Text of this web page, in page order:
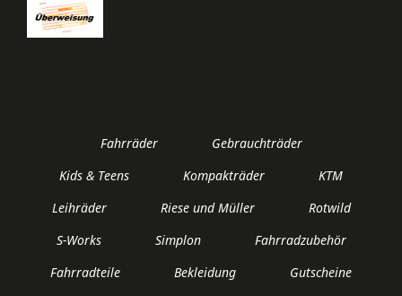
Fahrräder
Gebrauchträder
Kids & Teens
Kompakträder
KTM
Leihräder
Riese und Müller
Rotwild
S-Works
Simplon
Fahrradzubehör
Fahrradteile
Bekleidung
Gutscheine